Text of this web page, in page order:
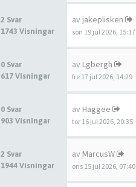
2 Svar
1743 Visningar
av jakeplisken
sön 19 jul 2026, 15:17
0 Svar
617 Visningar
av Lgbergh
fre 17 jul 2026, 14:29
0 Svar
903 Visningar
av Haggee
tor 16 jul 2026, 20:35
2 Svar
1944 Visningar
av MarcusW
ons 15 jul 2026, 07:40